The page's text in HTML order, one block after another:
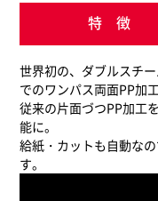
特 徴
世界初の、ダブルスチ
でのワンパス両面PP加
従来の片面づつPP加工
能に。
給紙・カットも自動な
す。